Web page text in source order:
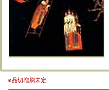
※品切増刷未定